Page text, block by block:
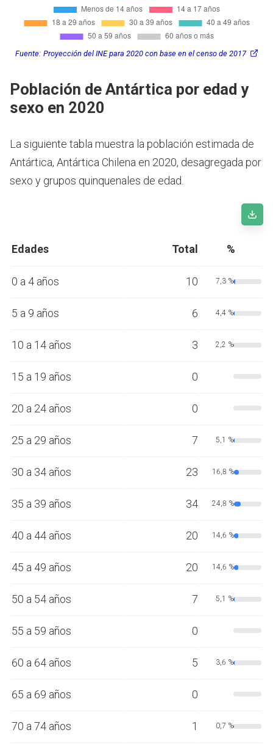
Fuente: Proyección del INE para 2020 con base en el censo de 2017
Población de Antártica por edad y
sexo en 2020
La siguiente tabla muestra la población estimada de
Antártica, Antártica Chilena en 2020, desagregada por
sexo y grupos quinquenales de edad.
Edades Total %
0 a 4 años 10 7,3 %
5 a 9 años 6 4,4 %
10 a 14 años 3 2,2 %
15 a 19 años 0
20 a 24 años 0
25 a 29 años 7 5,1 %
30 a 34 años 23 16,8 %
35 a 39 años 34 24,8 %
40 a 44 años 20 14,6 %
45 a 49 años 20 14,6 %
50 a 54 años 7 5,1 %
55 a 59 años 0
60 a 64 años 5 3,6 %
65 a 69 años 0
70 a 74 años 1 0,7 %